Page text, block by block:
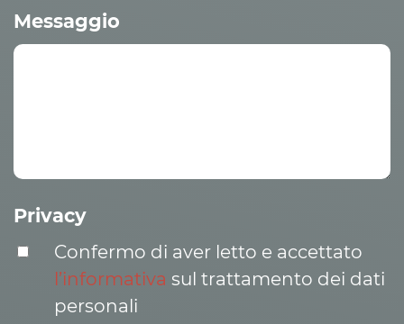
Messaggio
Privacy
Confermo di aver letto e accettato
l’informativa sul trattamento dei dati
personali